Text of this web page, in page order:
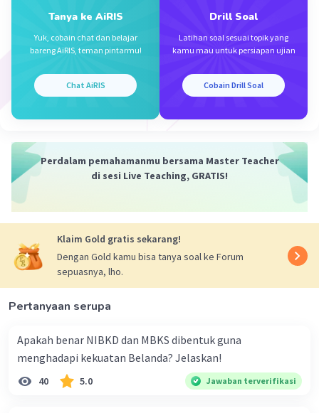
Tanya ke AiRIS
Yuk, cobain chat dan belajar
bareng AiRIS, teman pintarmu!
Chat AiRIS
Drill Soal
Latihan soal sesuai topik yang
kamu mau untuk persiapan ujian
Cobain Drill Soal
Perdalam pemahamanmu bersama Master Teacher
di sesi Live Teaching, GRATIS!
Klaim Gold gratis sekarang!
Dengan Gold kamu bisa tanya soal ke Forum
sepuasnya, lho.
Pertanyaan serupa
Apakah benar NIBKD dan MBKS dibentuk guna
menghadapi kekuatan Belanda? Jelaskan!
40 5.0 Jawaban terverifikasi